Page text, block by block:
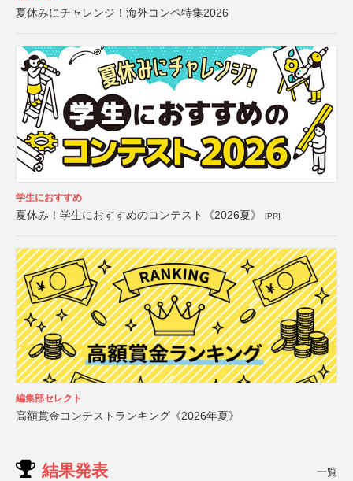
夏休みにチャレンジ！海外コンペ特集2026
学生におすすめ
夏休み！学生におすすめのコンテスト《2026夏》 [PR]
編集部セレクト
高額賞金コンテストランキング《2026年夏》
結果発表 一覧